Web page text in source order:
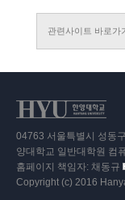
04763 서울특별시 성동
양대학교 일반대학원 컴
홈페이지 책임자: 채동규
Copyright (c) 2016
관련사이트 바로가